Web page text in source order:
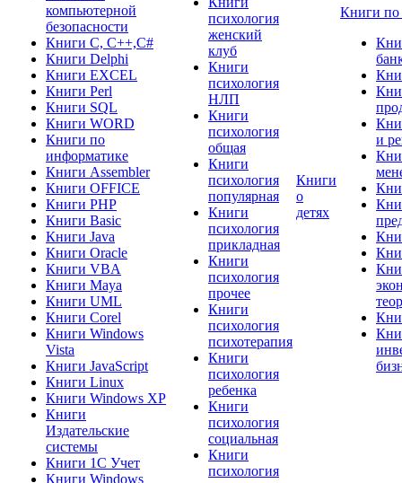
компьютерной
безопасности
Книги C, C++,С#
Книги Delphi
Книги EXCEL
Книги Perl
Книги SQL
Книги WORD
Книги по
информатике
Книги Assembler
Книги OFFICE
Книги PHP
Книги Basic
Книги Java
Книги Oracle
Книги VBA
Книги Maya
Книги UML
Книги Corel
Книги Windows
Vista
Книги JavaScript
Книги Linux
Книги Windows XP
Книги
Издательские
системы
Книги 1C Учет
Книги Windows
психология
женский
клуб
Книги
психология
НЛП
Книги
психология
общая
Книги
психология
популярная
Книги
психология
прикладная
Книги
психология
прочее
Книги
психология
психотерапия
Книги
психология
ребенка
Книги
психология
социальная
Книги
психология
Книги
о
детях
Книги по
и